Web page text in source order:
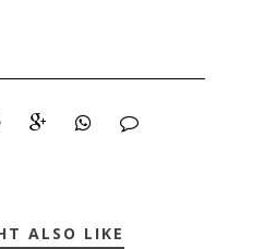
ALSO LIKE